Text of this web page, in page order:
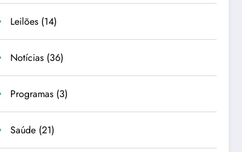
Leilões (14)
Notícias (36)
Programas (3)
Saúde (21)